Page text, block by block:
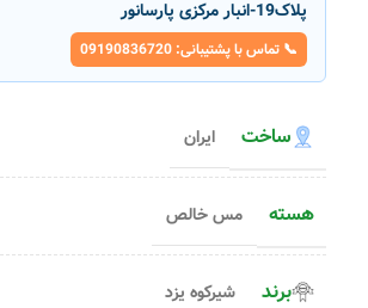
پلاک19-انبار مرکزی پارسانور
📞 تماس با پشتیبانی: 09190836720
ساخت ایران
هسته مس خالص
برند شیرکوه یزد